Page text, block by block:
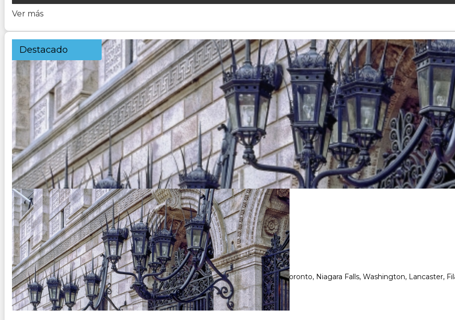
Ver más
Destacado
USA ENCANTOS DEL ESTE
Duración:
10Días 9Noches
Paquete Turistico de 10 dias 9 noches Visitando; Boston, Montreal, Quebec, Toronto, Niagara Falls, Washington, Lancaster,